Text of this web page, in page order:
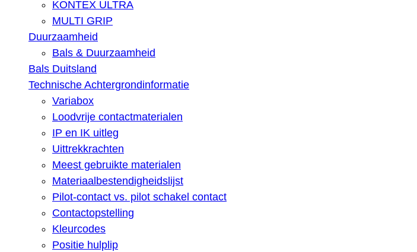
KONTEX ULTRA
MULTI GRIP
Duurzaamheid
Bals & Duurzaamheid
Bals Duitsland
Technische Achtergrondinformatie
Variabox
Loodvrije contactmaterialen
IP en IK uitleg
Uittrekkrachten
Meest gebruikte materialen
Materiaalbestendigheidslijst
Pilot-contact vs. pilot schakel contact
Contactopstelling
Kleurcodes
Positie hulplip